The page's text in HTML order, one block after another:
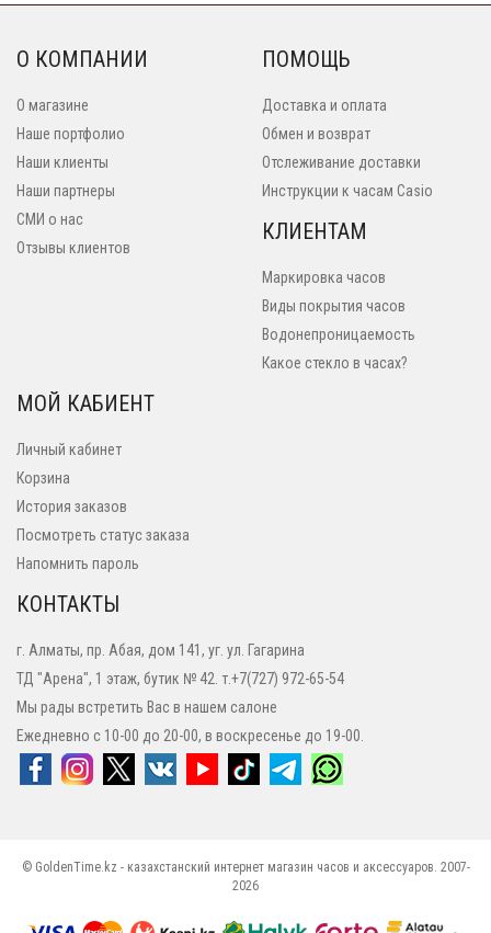
О КОМПАНИИ
О магазине
Наше портфолио
Наши клиенты
Наши партнеры
СМИ о нас
Отзывы клиентов
ПОМОЩЬ
Доставка и оплата
Обмен и возврат
Отслеживание доставки
Инструкции к часам Casio
КЛИЕНТАМ
Маркировка часов
Виды покрытия часов
Водонепроницаемость
Какое стекло в часах?
МОЙ КАБИЕНТ
Личный кабинет
Корзина
История заказов
Посмотреть статус заказа
Напомнить пароль
КОНТАКТЫ
г. Алматы, пр. Абая, дом 141, уг. ул. Гагарина
ТД "Арена", 1 этаж, бутик № 42. т.+7(727) 972-65-54
Мы рады встретить Вас в нашем салоне
Ежедневно с 10-00 до 20-00, в воскресенье до 19-00.
© GoldenTime.kz - казахстанский интернет магазин часов и аксессуаров. 2007-
2026